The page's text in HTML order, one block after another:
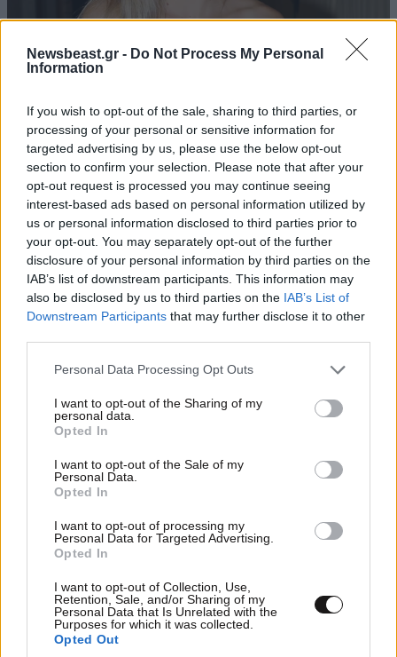
Newsbeast.gr - Do Not Process My Personal
Information
If you wish to opt-out of the sale, sharing to third parties, or
processing of your personal or sensitive information for
targeted advertising by us, please use the below opt-out
section to confirm your selection. Please note that after your
opt-out request is processed you may continue seeing
interest-based ads based on personal information utilized by
us or personal information disclosed to third parties prior to
your opt-out. You may separately opt-out of the further
disclosure of your personal information by third parties on the
IAB’s list of downstream participants. This information may
also be disclosed by us to third parties on the IAB’s List of
Downstream Participants that may further disclose it to other
Please note that this website/app uses one or more Google
not limited to your visit or usage behaviour. You may click to
grant or deny consent to Google and its third-party tags to
use your data for below specified purposes in below Google
consent section.
Personal Data Processing Opt Outs
I want to opt-out of the Sharing of my
personal data.
Opted In
I want to opt-out of the Sale of my
Personal Data.
Opted In
I want to opt-out of processing my
Personal Data for Targeted Advertising.
Opted In
I want to opt-out of Collection, Use,
Retention, Sale, and/or Sharing of my
Personal Data that Is Unrelated with the
Purposes for which it was collected.
Opted Out
Η Κλέλια Ανδριολάτου έκανε γιόγκα στον
Αχέροντα φορώντας το μαγιό της
Τζέικ Μέντγουελ στην Ιταλία – Island hopping
με σκάφος σε Πόντσα και Ίσκια